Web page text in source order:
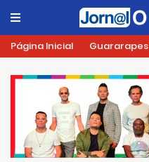
Página Inicial Guararapes